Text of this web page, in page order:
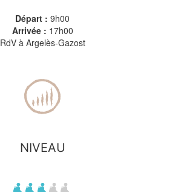
Départ : 9h00
Arrivée : 17h00
RdV à Argelès-Gazost
NIVEAU